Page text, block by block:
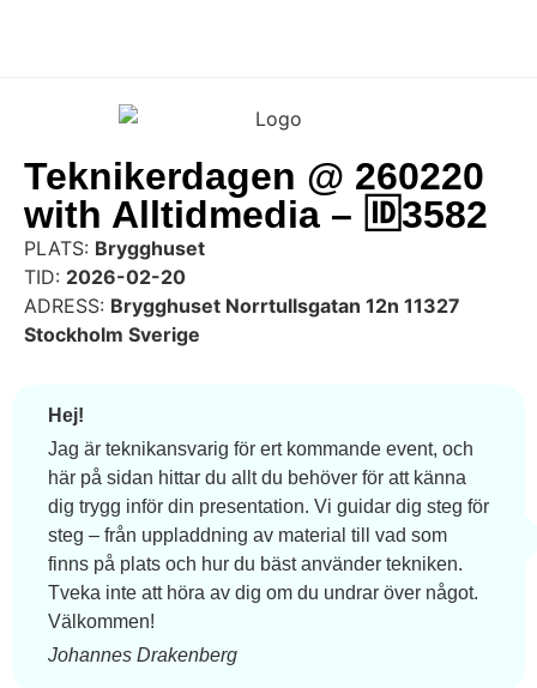
Teknikerdagen @ 260220
with Alltidmedia – 🆔3582
PLATS: Brygghuset
TID: 2026-02-20
ADRESS: Brygghuset Norrtullsgatan 12n 11327
Stockholm Sverige
Hej!
Jag är teknikansvarig för ert kommande event, och
här på sidan hittar du allt du behöver för att känna
dig trygg inför din presentation. Vi guidar dig steg för
steg – från uppladdning av material till vad som
finns på plats och hur du bäst använder tekniken.
Tveka inte att höra av dig om du undrar över något.
Välkommen!
Johannes Drakenberg